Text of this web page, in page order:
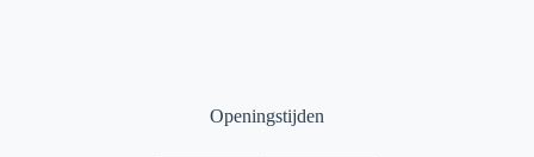
Openingstijden